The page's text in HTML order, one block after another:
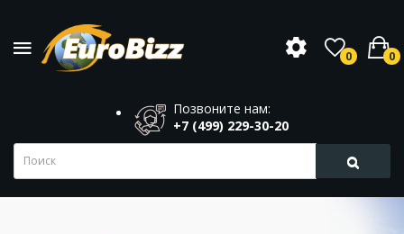
0 0
Позвоните нам:
+7 (499) 229-30-20